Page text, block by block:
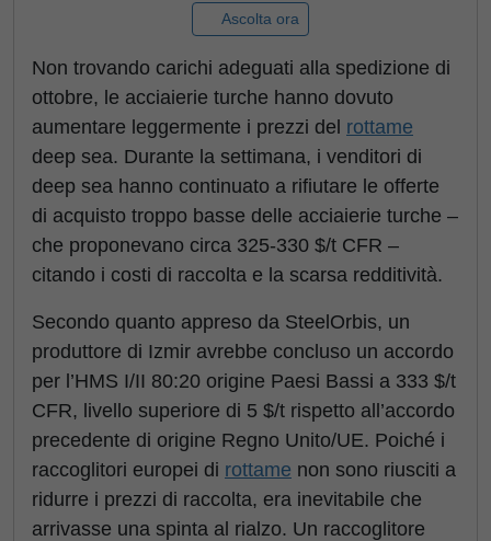
Ascolta ora
Non trovando carichi adeguati alla spedizione di
ottobre, le acciaierie turche hanno dovuto
aumentare leggermente i prezzi del rottame
deep sea. Durante la settimana, i venditori di
deep sea hanno continuato a rifiutare le offerte
di acquisto troppo basse delle acciaierie turche –
che proponevano circa 325-330 $/t CFR –
citando i costi di raccolta e la scarsa redditività.
Secondo quanto appreso da SteelOrbis, un
produttore di Izmir avrebbe concluso un accordo
per l’HMS I/II 80:20 origine Paesi Bassi a 333 $/t
CFR, livello superiore di 5 $/t rispetto all’accordo
precedente di origine Regno Unito/UE. Poiché i
raccoglitori europei di rottame non sono riusciti a
ridurre i prezzi di raccolta, era inevitabile che
arrivasse una spinta al rialzo. Un raccoglitore